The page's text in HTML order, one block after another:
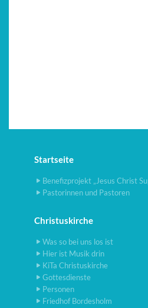
Startseite
Benefizprojekt „Jesus Christ
Pastorinnen und Pastoren
Christuskirche
Was so bei uns los ist
Hier ist Musik drin
KiTa Christuskirche
Gottesdienste
Personen
Friedhof Bordesholm